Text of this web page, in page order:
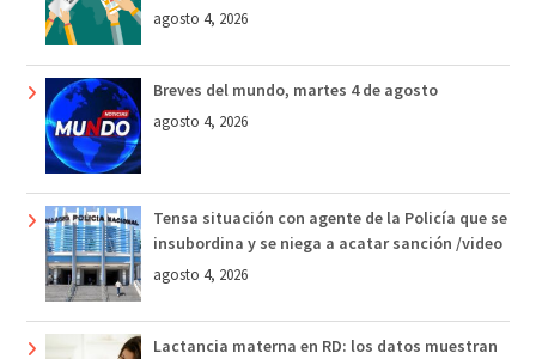
agosto 4, 2026
Breves del mundo, martes 4 de agosto
agosto 4, 2026
Tensa situación con agente de la Policía que se
insubordina y se niega a acatar sanción /video
agosto 4, 2026
Lactancia materna en RD: los datos muestran